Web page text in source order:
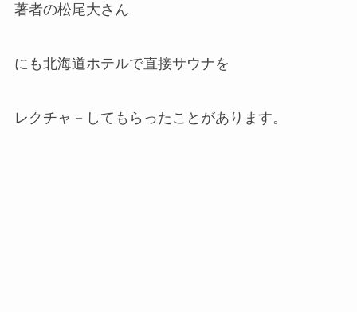
著者の松尾大さん
にも北海道ホテルで直接サウナを
レクチャ－してもらったことがあります。